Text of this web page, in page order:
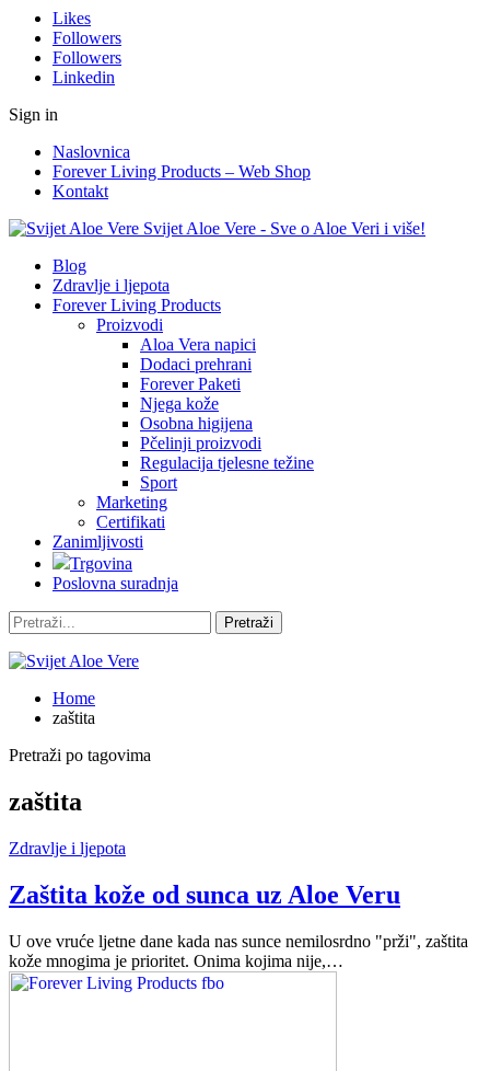
Likes
Followers
Followers
Linkedin
Sign in
Naslovnica
Forever Living Products – Web Shop
Kontakt
Svijet Aloe Vere - Sve o Aloe Veri i više!
Blog
Zdravlje i ljepota
Forever Living Products
Proizvodi
Aloa Vera napici
Dodaci prehrani
Forever Paketi
Njega kože
Osobna higijena
Pčelinji proizvodi
Regulacija tjelesne težine
Sport
Marketing
Certifikati
Zanimljivosti
Trgovina
Poslovna suradnja
Home
zaštita
Pretraži po tagovima
zaštita
Zdravlje i ljepota
Zaštita kože od sunca uz Aloe Veru
U ove vruće ljetne dane kada nas sunce nemilosrdno "prži", zaštita
kože mnogima je prioritet. Onima kojima nije,…